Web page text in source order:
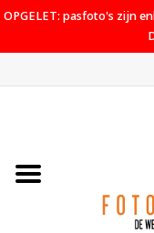
OPGELET: pasfoto's zijn
Home